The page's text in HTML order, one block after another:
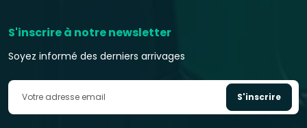
S'inscrire à notre newsletter
Soyez informé des derniers arrivages
S'inscrire